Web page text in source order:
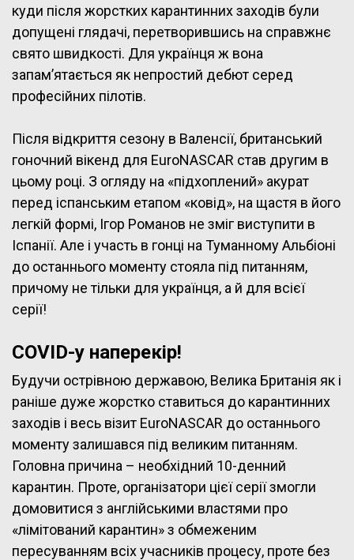
куди після жорстких карантинних заходів були
допущені глядачі, перетворившись на справжнє
свято швидкості. Для українця ж вона
запам’ятається як непростий дебют серед
професійних пілотів.
Після відкриття сезону в Валенсії, британський
гоночний вікенд для EuroNASCAR став другим в
цьому році. З огляду на «підхоплений» акурат
перед іспанським етапом «ковід», на щастя в його
легкій формі, Ігор Романов не зміг виступити в
Іспанії. Але і участь в гонці на Туманному Альбіоні
до останнього моменту стояла під питанням,
причому не тільки для українця, а й для всієї
серії!
COVID-у наперекір!
Будучи острівною державою, Велика Британія як і
раніше дуже жорстко ставиться до карантинних
заходів і весь візит EuroNASCAR до останнього
моменту залишався під великим питанням.
Головна причина – необхідний 10-денний
карантин. Проте, організатори цієї серії змогли
домовитися з англійськими властями про
«лімітований карантин» з обмеженим
пересуванням всіх учасників процесу, проте без